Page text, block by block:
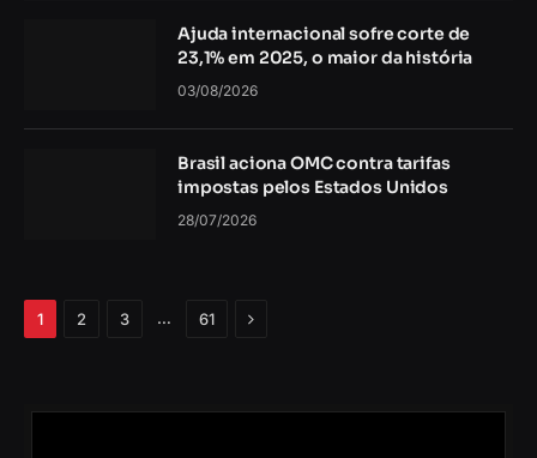
Ajuda internacional sofre corte de
23,1% em 2025, o maior da história
03/08/2026
Brasil aciona OMC contra tarifas
impostas pelos Estados Unidos
28/07/2026
1 2 3 … 61 Próximo